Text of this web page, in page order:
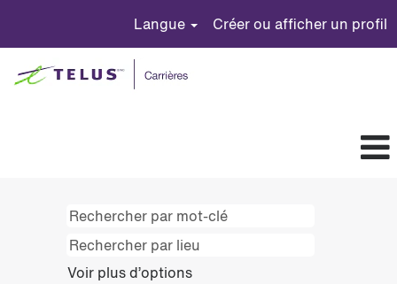
Langue Créer ou afficher un profil
Voir plus d’options